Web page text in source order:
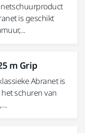
is geschikt
m Grip
Abranet is
schuren van